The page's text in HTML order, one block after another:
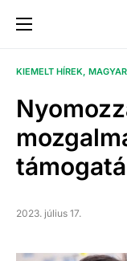
KIEMELT HÍREK
2023. július 17.